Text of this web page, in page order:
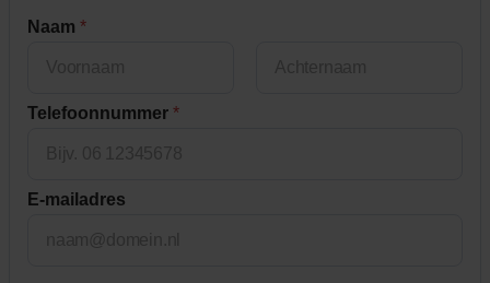
Naam *
Telefoonnummer *
E-mailadres